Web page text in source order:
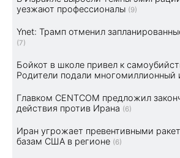
уезжают профессионалы (9)
Ynet: Трамп отменил
(7)
Бойкот в школе привел к
Родители подали многомиллионный
Главком CENTCOM предложил
действия против Ирана (6)
Иран угрожает превентивными
базам США в регионе (6)